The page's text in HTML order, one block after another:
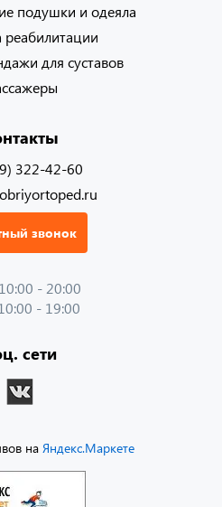
на Яндекс.Маркете
подушки и одеяла
реабилитации
для суставов
322-42-60
звонок
- 20:00
- 19:00
сети